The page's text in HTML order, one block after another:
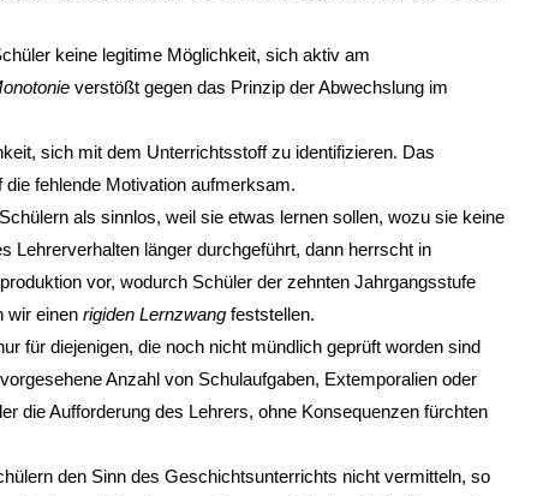
keine legitime Möglichkeit, sich aktiv am
verstößt gegen das Prinzip der Abwechslung im
sich mit dem Unterrichtsstoff zu identifizieren. Das
fehlende Motiva­tion aufmerksam.
als sinnlos, weil sie etwas lernen sollen, wozu sie keine
Lehrerverhalten länger durchgeführt, dann herrscht in
vor, wodurch Schüler der zehnten Jahrgangsstufe
wir einen rigiden Lernzwang feststellen.
für diejenigen, die noch nicht mündlich geprüft worden sind
Anzahl von Schulaufgaben, Extemporalien oder
die Aufforderung des Lehrers, ohne Konsequenzen fürchten
den Sinn des Geschichtsunter­richts nicht vermitteln, so